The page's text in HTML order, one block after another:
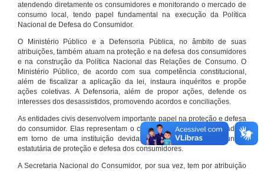
atendendo diretamente os consumidores e monitorando o mercado de
consumo local, tendo papel fundamental na execução da Política
Nacional de Defesa do Consumidor.
O Ministério Público e a Defensoria Pública, no âmbito de suas
atribuições, também atuam na proteção e na defesa dos consumidores
e na construção da Política Nacional das Relações de Consumo. O
Ministério Público, de acordo com sua competência constitucional,
além de fiscalizar a aplicação da lei, instaura inquéritos e propõe
ações coletivas. A Defensoria, além de propor ações, defende os
interesses dos desassistidos, promovendo acordos e conciliações.
As entidades civis desenvolvem importante papel na proteção e defesa
do consumidor. Elas representam o conjunto organizado de cidadãos
em torno de uma instituição devidamente registrada e com função
estatutária de proteção e defesa dos consumidores.
A Secretaria Nacional do Consumidor, por sua vez, tem por atribuição